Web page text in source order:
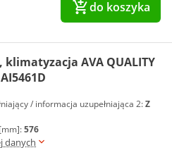
do koszyka
klimatyzacja AVA QUALITY
/ informacja uzupełniająca 2:Z
576
danych